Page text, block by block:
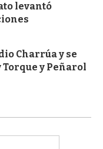
levantó
Charrúa y se
y Peñarol